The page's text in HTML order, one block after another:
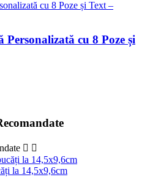
Personalizată cu 8 Poze și
 
la 14,5x9,6cm